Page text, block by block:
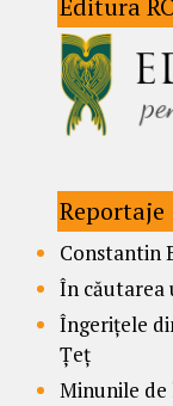
Editura
Reportaje
Constantin
În căutarea
Îngerițele
Țeț
Minunile de